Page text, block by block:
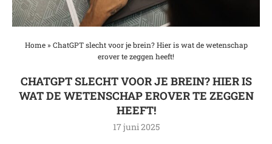
Home» ChatGPT slecht voor je brein? Hier is wat de wetenschap
erover te zeggen heeft!
CHATGPT SLECHT VOOR JE BREIN? HIER IS
WAT DE WETENSCHAP EROVER TE ZEGGEN
HEEFT!
17 juni 2025